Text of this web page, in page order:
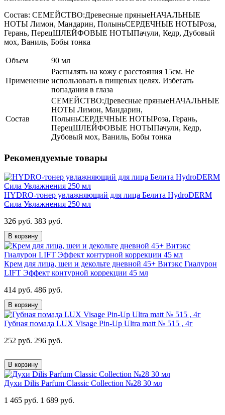
Состав: СЕМЕЙСТВО:Древесные пряныеНАЧАЛЬНЫЕ
НОТЫ Лимон, Мандарин, ПолыньСЕРДЕЧНЫЕ НОТЫРоза,
Герань, ПерецШЛЕЙФОВЫЕ НОТЫПачули, Кедр, Дубовый
мох, Ваниль, Бобы тонка
Объем 90 мл
Применение
Распылять на кожу с расстояния 15см. Не
использовать в пищевых целях. Избегать
попадания в глаза
Состав
СЕМЕЙСТВО:Древесные пряныеНАЧАЛЬНЫЕ
НОТЫ Лимон, Мандарин,
ПолыньСЕРДЕЧНЫЕ НОТЫРоза, Герань,
ПерецШЛЕЙФОВЫЕ НОТЫПачули, Кедр,
Дубовый мох, Ваниль, Бобы тонка
Рекомендуемые товары
HYDRO-тонер увлажняющий для лица Белита HydroDERM
Сила Увлажнения 250 мл
326 руб. 383 руб.
В корзину
Крем для лица, шеи и декольте дневной 45+ Витэкс Гиалурон
LIFТ Эффект контурной коррекции 45 мл
414 руб. 486 руб.
В корзину
Губная помада LUX Visage Pin-Up Ultra matt № 515 , 4г
252 руб. 296 руб.
В корзину
Духи Dilis Parfum Classic Collection №28 30 мл
1 465 руб. 1 689 руб.